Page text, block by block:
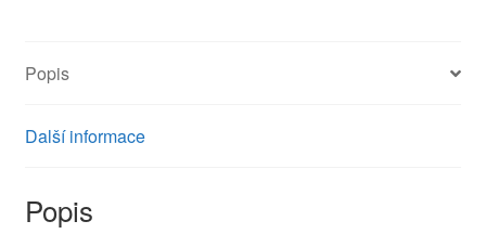
množství
Popis
Další informace
Popis